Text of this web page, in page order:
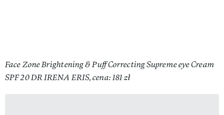
Face Zone Brightening & Puff Correcting Supreme eye Cream
SPF 20 DR IRENA ERIS, cena: 181 zł